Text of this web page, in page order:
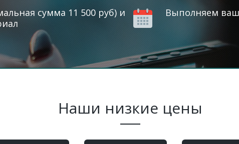
сумма 11 500 руб) и
Выполняем ваш
Наши низкие цены